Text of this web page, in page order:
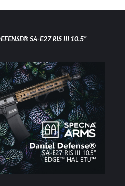
SA-E27 RIS III 10.5”